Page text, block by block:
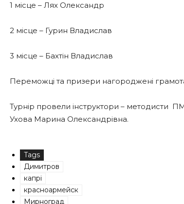
1 місце – Лях Олександр
2 місце – Гурин Владислав
3 місце – Бахтін Владислав
Переможці та призери нагороджені
Турнір провели інструктори – методисти
Ухова Марина Олександрівна.
Tags
Димитров
капрі
красноармейск
Мирноград